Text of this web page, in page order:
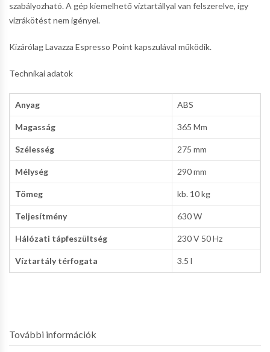
szabályozható. A gép kiemelhető víztartállyal van felszerelve, így
vízrákötést nem igényel.
Kizárólag Lavazza Espresso Point kapszulával működik.
Technikai adatok
Anyag ABS
Magasság 365 Mm
Szélesség 275 mm
Mélység 290 mm
Tömeg kb. 10 kg
Teljesítmény 630 W
Hálózati tápfeszültség 230 V 50 Hz
Víztartály térfogata 3.5 l
További információk